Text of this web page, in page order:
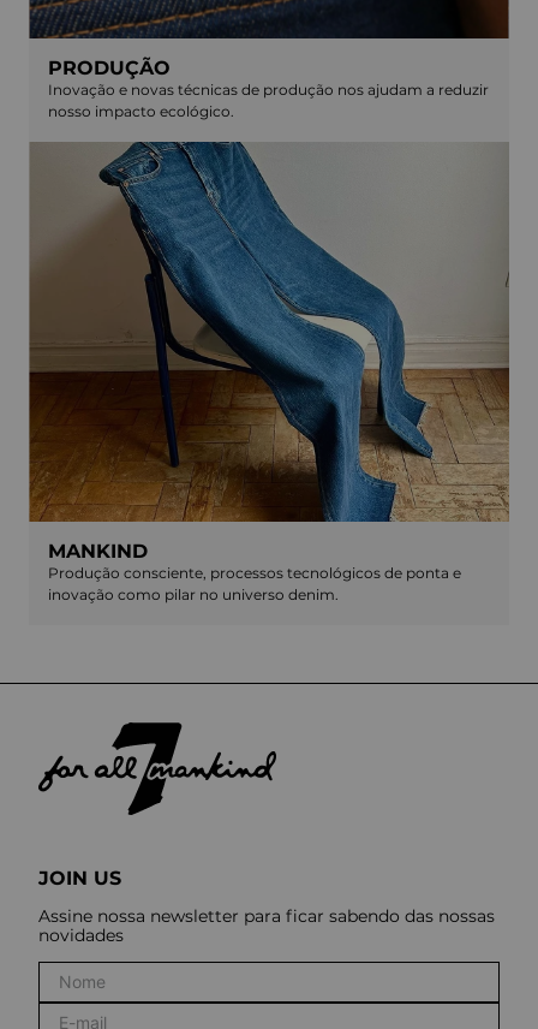
PRODUÇÃO
Inovação e novas técnicas de produção nos ajudam a reduzir
nosso impacto ecológico.
MANKIND
Produção consciente, processos tecnológicos de ponta e
inovação como pilar no universo denim.
JOIN US
Assine nossa newsletter para ficar sabendo das nossas
novidades